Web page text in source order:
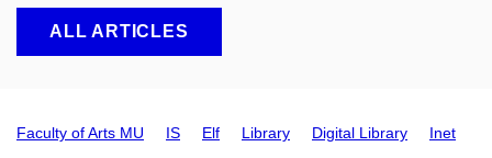
ALL ARTICLES
Faculty of Arts MU IS Elf Library Digital Library Inet